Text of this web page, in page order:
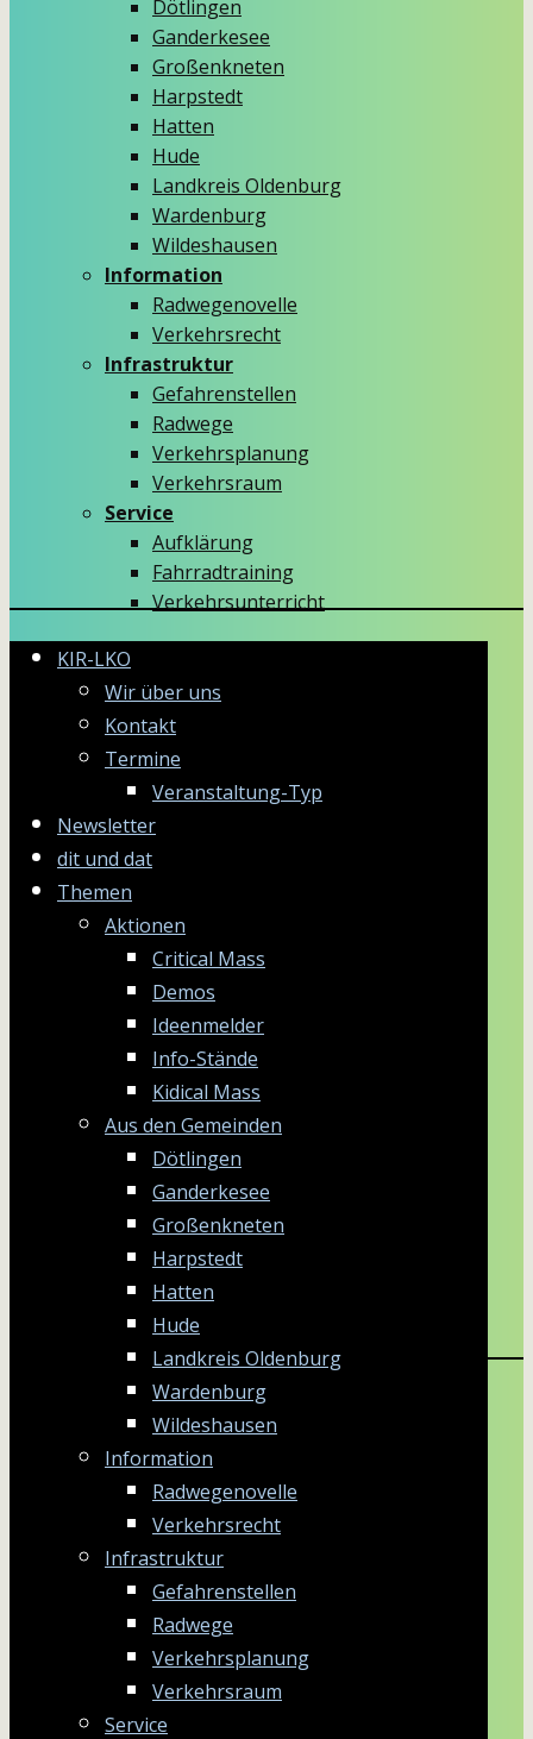
Dötlingen
Ganderkesee
Großenkneten
Harpstedt
Hatten
Hude
Landkreis Oldenburg
Wardenburg
Wildeshausen
Information
Radwegenovelle
Verkehrsrecht
Infrastruktur
Gefahrenstellen
Radwege
Verkehrsplanung
Verkehrsraum
Service
Aufklärung
Fahrradtraining
Verkehrsunterricht
KIR-LKO
Wir über uns
Kontakt
Termine
Veranstaltung-Typ
Newsletter
dit und dat
Themen
Aktionen
Critical Mass
Demos
Ideenmelder
Info-Stände
Kidical Mass
Aus den Gemeinden
Dötlingen
Ganderkesee
Großenkneten
Harpstedt
Hatten
Hude
Landkreis Oldenburg
Wardenburg
Wildeshausen
Information
Radwegenovelle
Verkehrsrecht
Infrastruktur
Gefahrenstellen
Radwege
Verkehrsplanung
Verkehrsraum
Service